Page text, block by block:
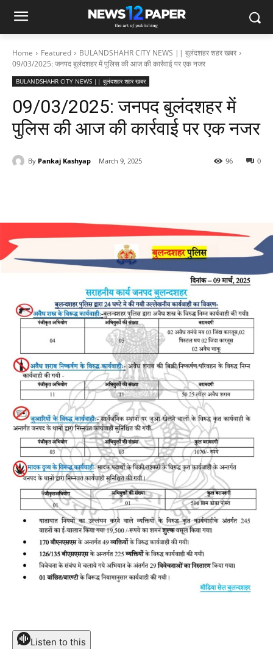
Home Featured
BULANDSHAHR CITY NEWS || बुलंदशहर शहर खबर
09/03/2025: जनपद बुलंदशहर में पुलिस की आज की कार्रवाई पर एक नजर
BULANDSHAHR CITY NEWS || बुलंदशहर शहर खबर
09/03/2025: जनपद बुलंदशहर में
पुलिस की आज की कार्रवाई पर एक नजर
By Pankaj Kashyap March 9, 2025 0
96
Listen to this